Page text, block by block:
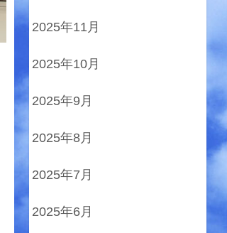
2025年11月
2025年10月
2025年9月
2025年8月
2025年7月
2025年6月